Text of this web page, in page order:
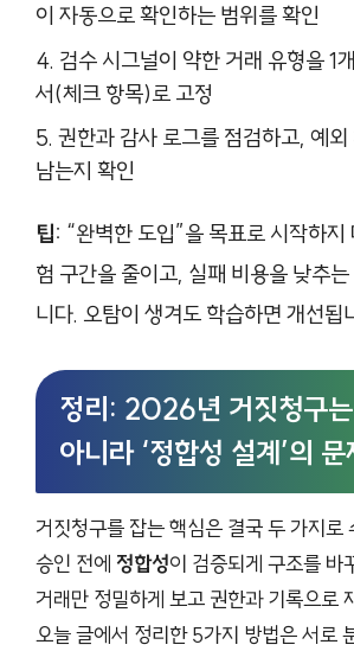
이 자동으로 확인하는 범위를 확인
검수 시그널이 약한 거래 유형을 1
서(체크 항목)로 고정
권한과 감사 로그를 점검하고, 예외
남는지 확인
팁: “완벽한 도입”을 목표로 시작하지
험 구간을 줄이고, 실패 비용을 낮추
니다. 오탐이 생겨도 학습하면 개선됩
정리: 2026년 거짓청구는
아니라 ‘정합성 설계’의 문
거짓청구를 잡는 핵심은 결국 두 가지로
승인 전에 정합성이 검증되게 구조를 바
거래만 정밀하게 보고 권한과 기록으로
오늘 글에서 정리한 5가지 방법은 서로